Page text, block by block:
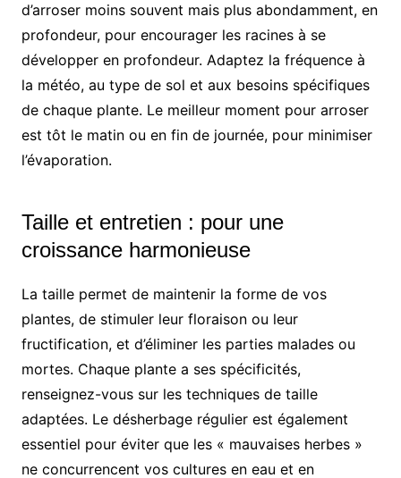
d’arroser moins souvent mais plus abondamment, en
profondeur, pour encourager les racines à se
développer en profondeur. Adaptez la fréquence à
la météo, au type de sol et aux besoins spécifiques
de chaque plante. Le meilleur moment pour arroser
est tôt le matin ou en fin de journée, pour minimiser
l’évaporation.
Taille et entretien : pour une
croissance harmonieuse
La taille permet de maintenir la forme de vos
plantes, de stimuler leur floraison ou leur
fructification, et d’éliminer les parties malades ou
mortes. Chaque plante a ses spécificités,
renseignez-vous sur les techniques de taille
adaptées. Le désherbage régulier est également
essentiel pour éviter que les « mauvaises herbes »
ne concurrencent vos cultures en eau et en